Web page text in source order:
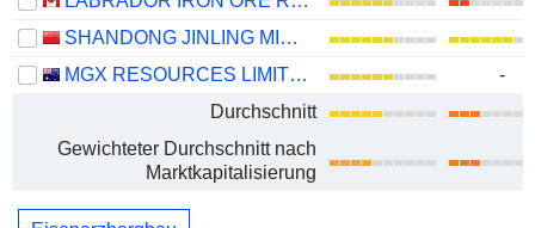
SHANDONG JINLING MINING CO., LTD.
MGX RESOURCES LIMITED
-
Durchschnitt
Gewichteter Durchschnitt nach
Marktkapitalisierung